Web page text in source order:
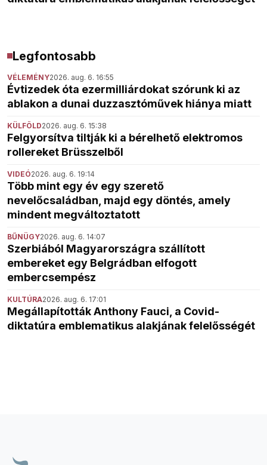
Legfontosabb
VÉLEMÉNY2026. aug. 6. 16:55
Évtizedek óta ezermilliárdokat szórunk ki az
ablakon a dunai duzzasztóművek hiánya miatt
KÜLFÖLD2026. aug. 6. 15:38
Felgyorsítva tiltják ki a bérelhető elektromos
rollereket Brüsszelből
VIDEÓ2026. aug. 6. 19:14
Több mint egy év egy szerető
nevelőcsaládban, majd egy döntés, amely
mindent megváltoztatott
BŰNÜGY2026. aug. 6. 14:07
Szerbiából Magyarországra szállított
embereket egy Belgrádban elfogott
embercsempész
KULTÚRA2026. aug. 6. 17:01
Megállapították Anthony Fauci, a Covid-
diktatúra emblematikus alakjának felelősségét